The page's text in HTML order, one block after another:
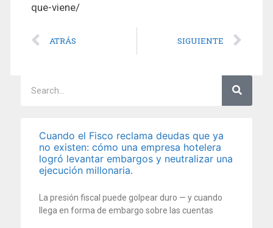
que-viene/
ATRÁS SIGUIENTE
Cuando el Fisco reclama deudas que ya
no existen: cómo una empresa hotelera
logró levantar embargos y neutralizar una
ejecución millonaria.
La presión fiscal puede golpear duro — y cuando
llega en forma de embargo sobre las cuentas